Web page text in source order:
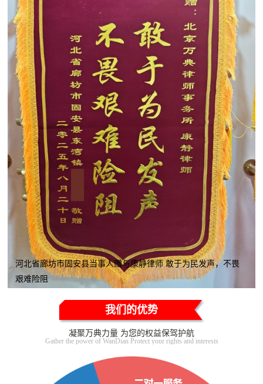
河北省廊坊市固安县当事人赠与康静律师 敢于为民发声，不畏
艰难险阻
我们的优势
凝聚万典力量 为您的权益保驾护航
Gather the power of WanDian Protect your rights and interests